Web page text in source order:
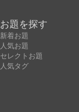
お題を探す
新着お題
人気お題
セレクトお題
人気タグ